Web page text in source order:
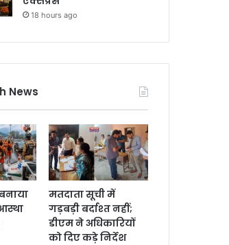
18 hours ago
News
मतदाता सूची में
गड़बड़ी बर्दाश्त नहीं;
डीएम ने अधिकारियों
को दिए कड़े निर्देश